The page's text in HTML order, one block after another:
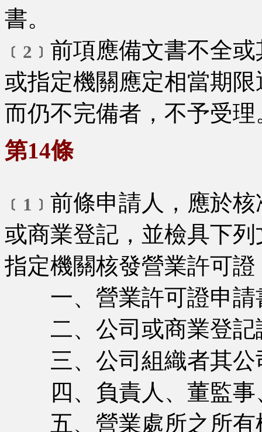
書。
﹝2﹞ 前項應備文書不全
或指定機關應定相當期
而仍不完備者，不予受理
第14條
﹝1﹞ 前條申請人，應於
或商業登記，並檢具下
指定機關核發營業許可
一、營業許可證申請
二、公司或商業登記
三、公司組織者其公
四、負責人、董監事
五、營業處所之所有